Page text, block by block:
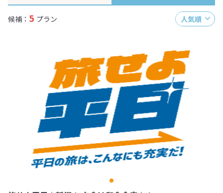
候補： 5 プラン 人気順